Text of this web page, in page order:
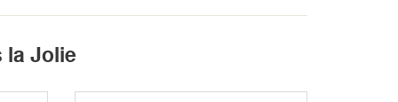
la Jolie